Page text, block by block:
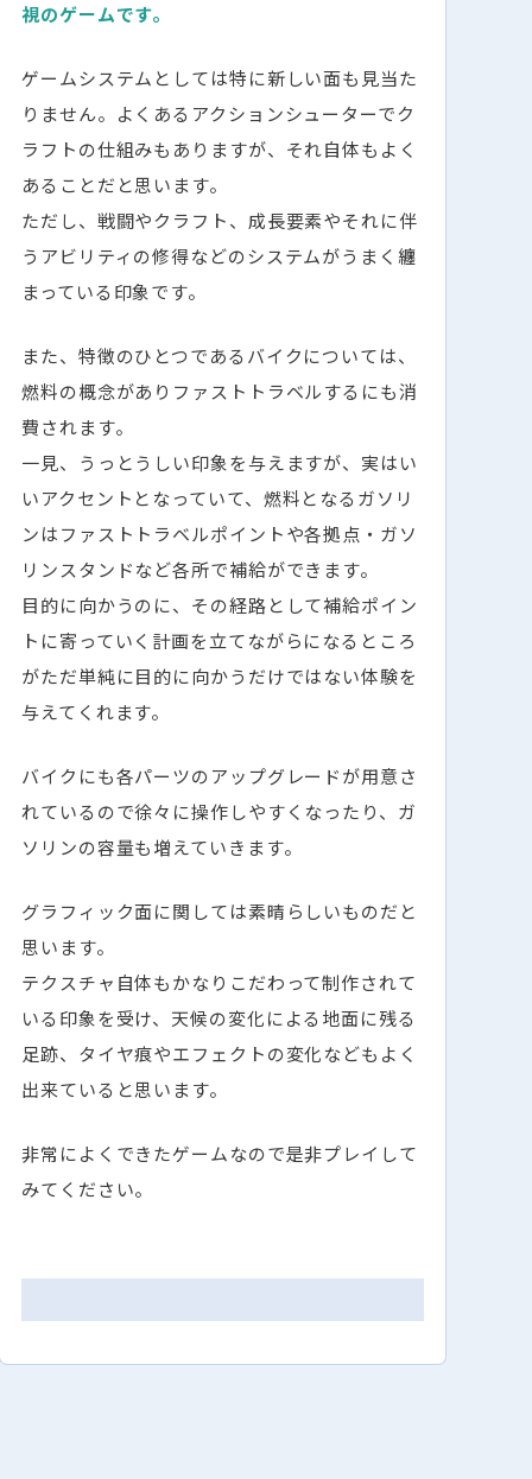
視のゲームです。
ゲームシステムとしては特に新しい面も見当た
りません。よくあるアクションシューターでク
ラフトの仕組みもありますが、それ自体もよく
あることだと思います。
ただし、戦闘やクラフト、成長要素やそれに伴
うアビリティの修得などのシステムがうまく纏
まっている印象です。
また、特徴のひとつであるバイクについては、
燃料の概念がありファストトラベルするにも消
費されます。
一見、うっとうしい印象を与えますが、実はい
いアクセントとなっていて、燃料となるガソリ
ンはファストトラベルポイントや各拠点・ガソ
リンスタンドなど各所で補給ができます。
目的に向かうのに、その経路として補給ポイン
トに寄っていく計画を立てながらになるところ
がただ単純に目的に向かうだけではない体験を
与えてくれます。
バイクにも各パーツのアップグレードが用意さ
れているので徐々に操作しやすくなったり、ガ
ソリンの容量も増えていきます。
グラフィック面に関しては素晴らしいものだと
思います。
テクスチャ自体もかなりこだわって制作されて
いる印象を受け、天候の変化による地面に残る
足跡、タイヤ痕やエフェクトの変化などもよく
出来ていると思います。
非常によくできたゲームなので是非プレイして
みてください。